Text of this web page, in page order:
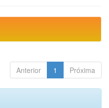
Anterior 1 Próxima